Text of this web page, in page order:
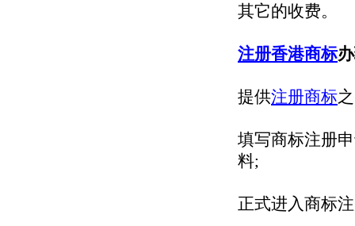
其它的收费。
注册香港商标
提供注册商标
填写商标注册
料;
正式进入商标